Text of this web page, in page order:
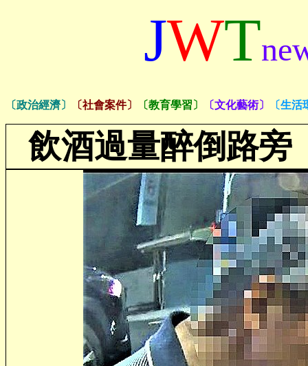
JWT
〔政治經濟〕 〔社會案件〕 〔教育學習〕 〔文化藝術〕 〔生活
飲酒過量醉倒路